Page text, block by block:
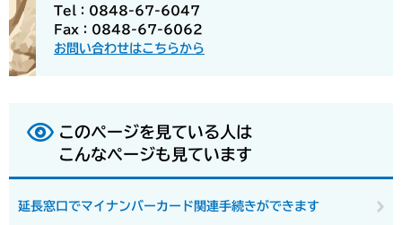
Tel：0848-67-6047
Fax：0848-67-6062
お問い合わせはこちらから
このページを見ている人は
こんなページも見ています
延長窓口でマイナンバーカード関連手続きができます